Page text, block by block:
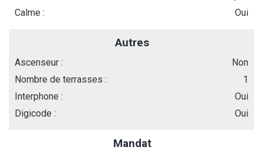
Calme :
Oui
Autres
Ascenseur :
Non
Nombre de terrasses :
1
Interphone :
Oui
Digicode :
Oui
Mandat